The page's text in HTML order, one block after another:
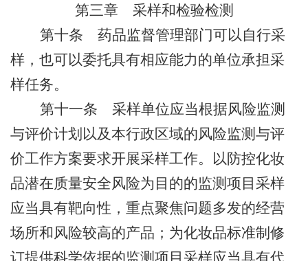
第三章
采样和检验检测
第十条 药品监督管理部门可以自行采
样，也可以委托具有相应能力的单位承担采
样任务。
第十一条 采样单位应当根据风险监测
与评价计划以及本行政区域的风险监测与评
价工作方案要求开展采样工作。以防控化妆
品潜在质量安全风险为目的的监测项目采样
应当具有靶向性，重点聚焦问题多发的经营
场所和风险较高的产品；为化妆品标准制修
订提供科学依据的监测项目采样应当具有代